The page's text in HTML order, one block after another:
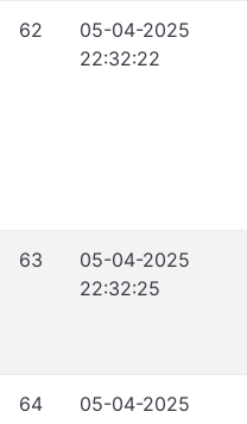
62
05-04-2025
22:32:22
63
05-04-2025
22:32:25
64
05-04-2025